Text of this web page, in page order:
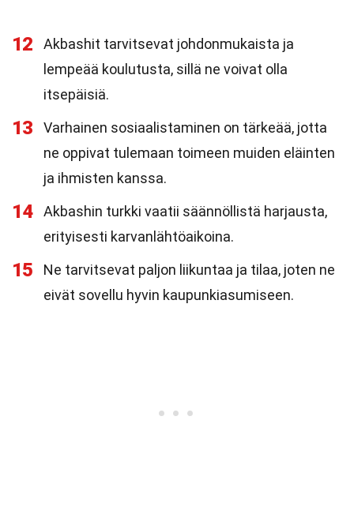
12
Akbashit tarvitsevat johdonmukaista ja
lempeää koulutusta, sillä ne voivat olla
itsepäisiä.
13
Varhainen sosiaalistaminen on tärkeää, jotta
ne oppivat tulemaan toimeen muiden eläinten
ja ihmisten kanssa.
14
Akbashin turkki vaatii säännöllistä harjausta,
erityisesti karvanlähtöaikoina.
15
Ne tarvitsevat paljon liikuntaa ja tilaa, joten ne
eivät sovellu hyvin kaupunkiasumiseen.